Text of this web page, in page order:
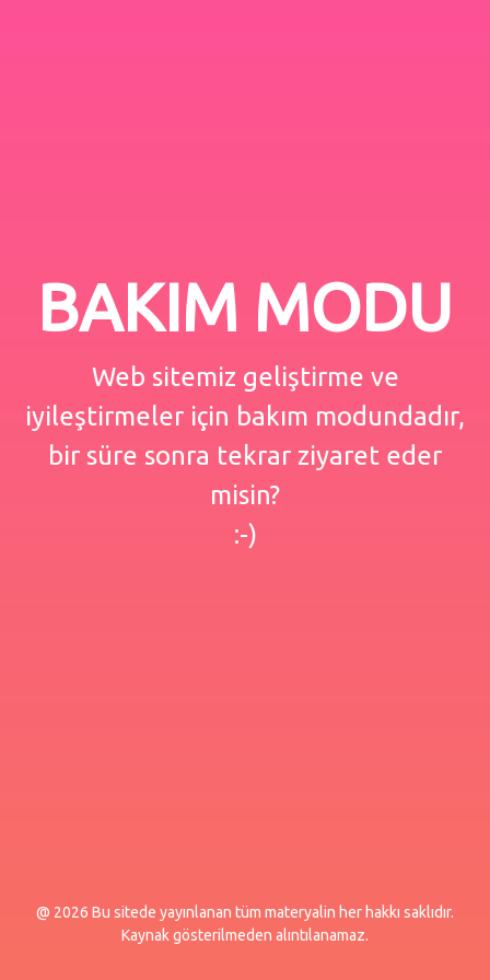
BAKIM MODU
Web sitemiz geliştirme ve
iyileştirmeler için bakım modundadır,
bir süre sonra tekrar ziyaret eder
misin?
:-)
@ 2026 Bu sitede yayınlanan tüm materyalin her hakkı saklıdır.
Kaynak gösterilmeden alıntılanamaz.